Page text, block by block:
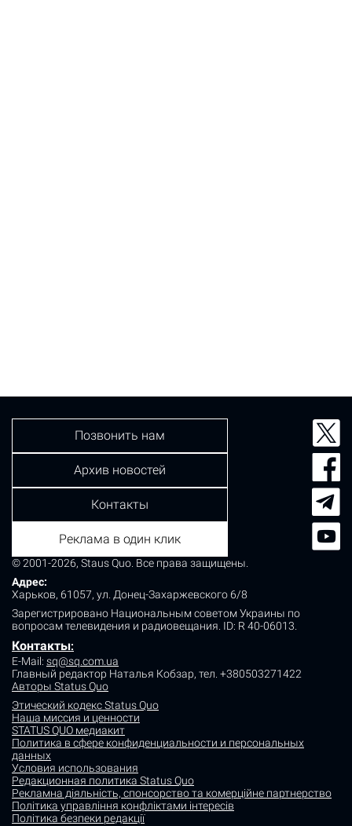
© 2001-2026, Staus Quo. Все права защищены.
Адрес:
Харьков, 61057, ул. Донец-Захаржевского 6/8
Зарегистрировано Национальным советом Украины по
вопросам телевидения и радиовещания. ID: R 40-06013.
Контакты:
E-Mail: sq@sq.com.ua
Главный редактор Наталья Кобзар, тел. +380503271422
Авторы Status Quo
Этический кодекс Status Quo
Наша миссия и ценности
STATUS QUO медиакит
Политика в сфере конфиденциальности и персональных
данных
Условия использования
Редакционная политика Status Quo
Рекламна діяльність, спонсорство та комерційне партнерство
Політика управління конфліктами інтересів
Політика безпеки редакції
Позвонить нам
Архив новостей
Контакты
Реклама в один клик